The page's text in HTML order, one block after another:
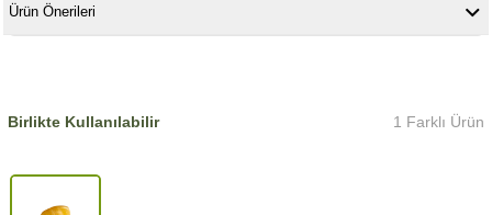
Ürün Önerileri
Birlikte Kullanılabilir 1 Farklı Ürün